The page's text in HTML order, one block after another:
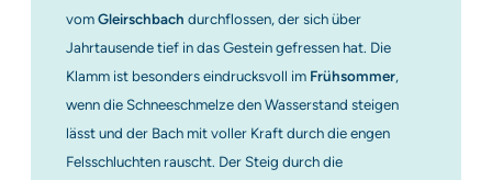
vomGleirschbach durchflossen, der sich über
Jahrtausende tief in das Gestein gefressen hat. Die
Klamm ist besonders eindrucksvoll im Frühsommer,
wenn die Schneeschmelze den Wasserstand steigen
lässt und der Bach mit voller Kraft durch die engen
Felsschluchten rauscht. Der Steig durch die